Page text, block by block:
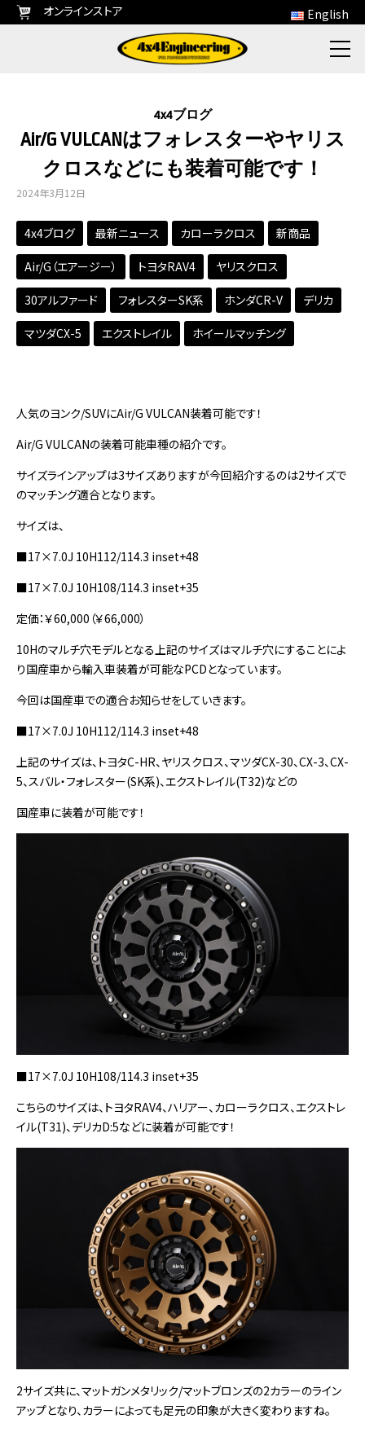
オンラインストア English
4x4ブログ
Air/G VULCANはフォレスターやヤリス
クロスなどにも装着可能です！
2024年3月12日
4x4ブログ 最新ニュース カローラクロス 新商品
Air/G（エアージー） トヨタRAV4 ヤリスクロス
30アルファード フォレスターSK系 ホンダCR-V デリカ
マツダCX-5 エクストレイル ホイールマッチング
人気のヨンク/SUVにAir/G VULCAN装着可能です！
Air/G VULCANの装着可能車種の紹介です。
サイズラインアップは3サイズありますが今回紹介するのは2サイズで
のマッチング適合となります。
サイズは、
■17×7.0J 10H112/114.3 inset+48
■17×7.0J 10H108/114.3 inset+35
定価：￥60,000（￥66,000）
10Hのマルチ穴モデルとなる上記のサイズはマルチ穴にすることによ
り国産車から輸入車装着が可能なPCDとなっています。
今回は国産車での適合お知らせをしていきます。
■17×7.0J 10H112/114.3 inset+48
上記のサイズは、トヨタC-HR、ヤリスクロス、マツダCX-30、CX-3、CX-
5、スバル・フォレスター(SK系)、エクストレイル(T32)などの
国産車に装着が可能です！
■17×7.0J 10H108/114.3 inset+35
こちらのサイズは、トヨタRAV4、ハリアー、カローラクロス、エクストレ
イル(T31)、デリカD:5などに装着が可能です！
2サイズ共に、マットガンメタリック/マットブロンズの2カラーのライン
アップとなり、カラーによっても足元の印象が大きく変わりますね。